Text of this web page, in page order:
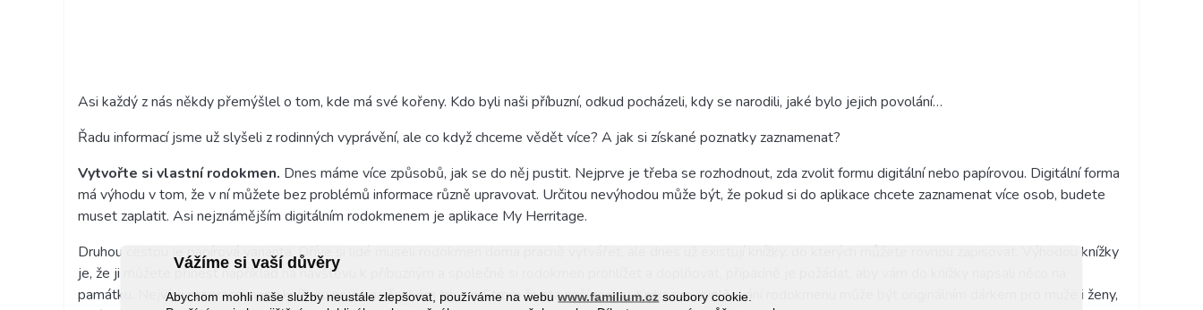
Vážíme si vaší důvěry
Abychom mohli naše služby neustále zlepšovat, používáme na webuwww.familium.cz soubory cookie.
Asi každý z nás někdy přemýšlel o tom, kde má své kořeny. Kdo byli naši příbuzní, odkud pocházeli, kdy se narodili, jaké bylo jejich povolání…
Řadu informací jsme už slyšeli z rodinných vyprávění, ale co když chceme vědět více? A jak si získané poznatky zaznamenat?
Vytvořte si vlastní rodokmen. Dnes máme více způsobů, jak se do něj pustit. Nejprve je třeba se rozhodnout, zda zvolit formu digitální nebo papírovou. Digitální forma
má výhodu v tom, že v ní můžete bez problémů informace různě upravovat. Určitou nevýhodou může být, že pokud si do aplikace chcete zaznamenat více osob, budete
muset zaplatit. Asi nejznámějším digitálním rodokmenem je aplikace My Herritage.
Druhou cestou je papírová varianta. Dříve si lidé museli rodokmen doma pracně vytvářet, ale dnes už existují knížky, do kterých můžete rovnou zapisovat. Výhodou knížky
je, že ji můžete přinést například na návštěvu k příbuzným a společně si rodokmen prohlížet a doplňovat, případně je požádat, aby vám do knížky napsali něco na
památku. Nejvíce propracovanou knížkou nejen na českém trhu jeStrom života naší rodiny. Kniha pro vyplňování rodokmenu může být originálním dárkem pro muže i ženy,